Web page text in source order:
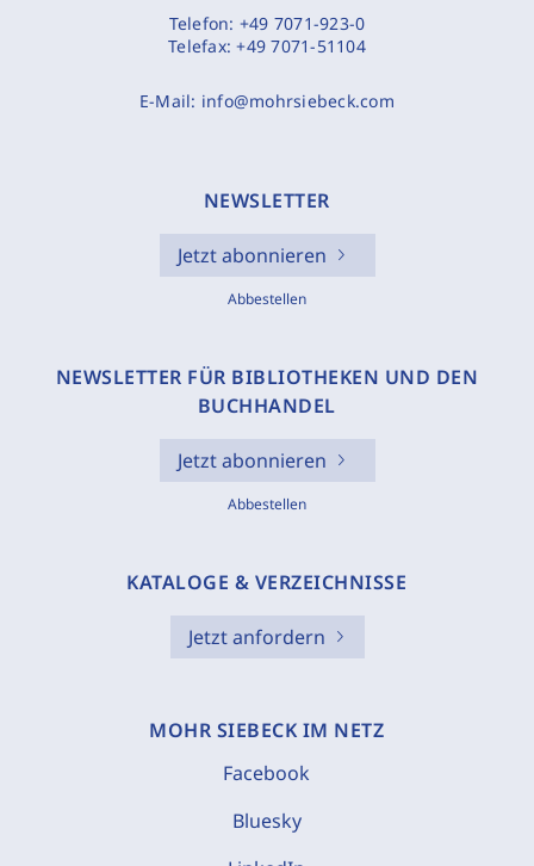
Telefon: +49 7071-923-0
Telefax:+49 7071-51104
E-Mail: info@mohrsiebeck.com
NEWSLETTER
Jetzt abonnieren
Abbestellen
NEWSLETTER FÜR BIBLIOTHEKEN UND DEN
BUCHHANDEL
Jetzt abonnieren
Abbestellen
KATALOGE & VERZEICHNISSE
Jetzt anfordern
MOHR SIEBECK IM NETZ
Facebook
Bluesky